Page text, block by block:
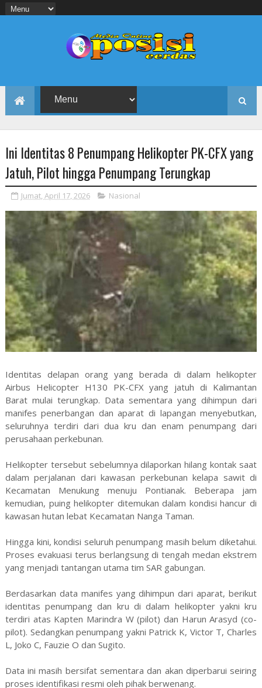
Ini Identitas 8 Penumpang Helikopter PK-CFX yang
Jatuh, Pilot hingga Penumpang Terungkap
Jumat, April 17, 2026 Nasional
Identitas delapan orang yang berada di dalam helikopter
Airbus Helicopter H130 PK-CFX yang jatuh di Kalimantan
Barat mulai terungkap. Data sementara yang dihimpun dari
manifes penerbangan dan aparat di lapangan menyebutkan,
seluruhnya terdiri dari dua kru dan enam penumpang dari
perusahaan perkebunan.
Helikopter tersebut sebelumnya dilaporkan hilang kontak saat
dalam perjalanan dari kawasan perkebunan kelapa sawit di
Kecamatan Menukung menuju Pontianak. Beberapa jam
kemudian, puing helikopter ditemukan dalam kondisi hancur di
kawasan hutan lebat Kecamatan Nanga Taman.
Hingga kini, kondisi seluruh penumpang masih belum diketahui.
Proses evakuasi terus berlangsung di tengah medan ekstrem
yang menjadi tantangan utama tim SAR gabungan.
Berdasarkan data manifes yang dihimpun dari aparat, berikut
identitas penumpang dan kru di dalam helikopter yakni kru
terdiri atas Kapten Marindra W (pilot) dan Harun Arasyd (co-
pilot). Sedangkan penumpang yakni Patrick K, Victor T, Charles
L, Joko C, Fauzie O dan Sugito.
Data ini masih bersifat sementara dan akan diperbarui seiring
proses identifikasi resmi oleh pihak berwenang.